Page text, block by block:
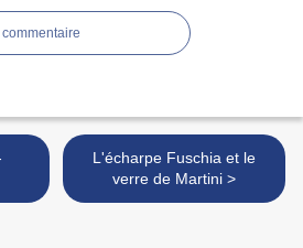
L'écharpe Fuschia et le
verre de Martini >